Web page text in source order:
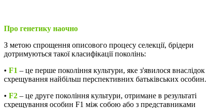
Про генетику наочно
З метою спрощення описового процесу селекції, брідери
дотримуються такої класифікації поколінь:
• F1 – це перше покоління культури, яке з'явилося внаслідок
схрещування найбільш перспективних батьківських особин.
• F2 – це друге покоління культури, отримане в результаті
схрещування особин F1 між собою або з представниками